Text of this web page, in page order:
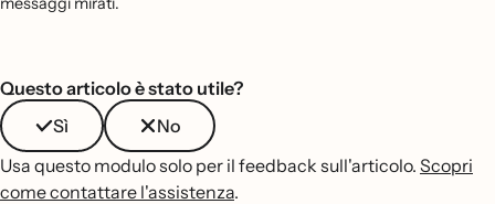
Questo articolo è stato utile?
Sì
No
Usa questo modulo solo per il feedback sull'articolo. Scopri
come contattare l'assistenza.